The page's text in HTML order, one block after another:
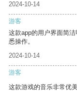
2024-10-14
游客
这款app的用户界面简
悉操作。
2024-10-14
游客
这款游戏的音乐非常优